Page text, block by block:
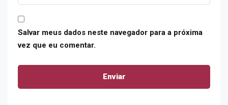
Salvar meus dados neste navegador para a próxima
vez que eu comentar.